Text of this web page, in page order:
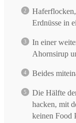
Erdnüsse in
In einer
Ahornsirup
Beides
Die Hälfte
hacken, mit
keinen Food